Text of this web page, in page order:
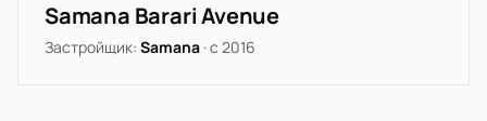
Samana Barari Avenue
Застройщик: Samana · с 2016